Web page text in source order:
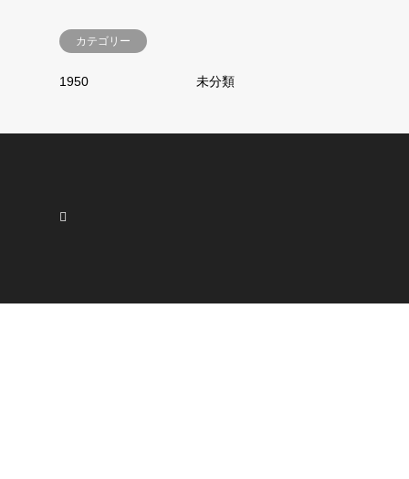
カテゴリー
1950 未分類